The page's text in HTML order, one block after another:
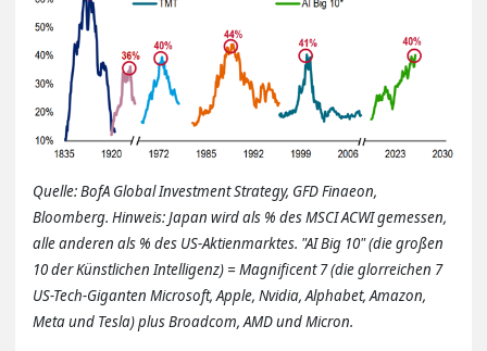
Quelle: BofA Global Investment Strategy, GFD Finaeon,
Bloomberg. Hinweis: Japan wird als % des MSCI ACWI gemessen,
alle anderen als % des US-Aktienmarktes. "AI Big 10" (die großen
10 der Künstlichen Intelligenz) = Magnificent 7 (die glorreichen 7
US-Tech-Giganten Microsoft, Apple, Nvidia, Alphabet, Amazon,
Meta und Tesla) plus Broadcom, AMD und Micron.